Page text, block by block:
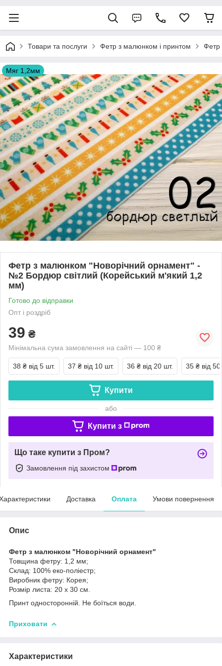
Товари та послуги Фетр з малюнком і принтом Фетр
Мяг 1,2мм
Фетр з малюнком "Новорічний орнамент" -
№2 Бордюр світлий (Корейський м'який 1,2
мм)
Готово до відправки
Опт і роздріб
39 ₴
Мінімальна сума замовлення на сайті — 100 ₴
38 ₴ від 5 шт. 37 ₴ від 10 шт. 36 ₴ від 20 шт. 35 ₴ від
Купити
або
Купити з
Що таке купити з Пром?
Замовлення під захистом
Доставка Оплата Умови повернення
Опис
Фетр з малюнком "Новорічний орнамент"
Товщина фетру: 1,2 мм;
Склад: 100% еко-поліестр;
Виробник фетру: Корея;
Розмір листа: 20 х 30 см.
Принт односторонній. Не боїться води.
Приховати
Характеристики